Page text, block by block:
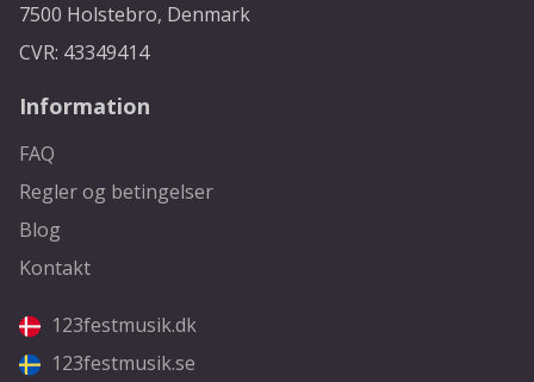
7500 Holstebro, Denmark
CVR: 43349414
Information
FAQ
Regler og betingelser
Blog
Kontakt
123festmusik.dk
123festmusik.se